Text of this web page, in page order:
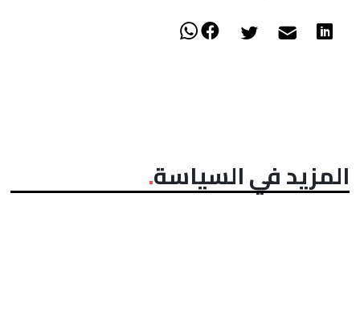
المزيد في السياسة